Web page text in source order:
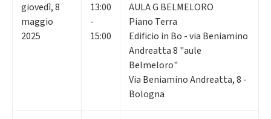
giovedì,8
maggio
2025
13:00
-
15:00
AULA G BELMELORO
Piano Terra
Edificio in Bo - via Beniamino
Andreatta 8 "aule
Belmeloro"
Via Beniamino Andreatta, 8 -
Bologna